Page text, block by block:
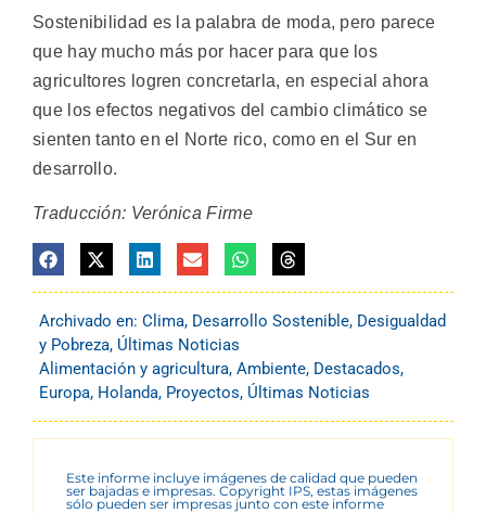
Sostenibilidad es la palabra de moda, pero parece
que hay mucho más por hacer para que los
agricultores logren concretarla, en especial ahora
que los efectos negativos del cambio climático se
sienten tanto en el Norte rico, como en el Sur en
desarrollo.
Traducción: Verónica Firme
Archivado en: Clima, Desarrollo Sostenible, Desigualdad
y Pobreza, Últimas Noticias
Alimentación y agricultura, Ambiente, Destacados,
Europa, Holanda, Proyectos, Últimas Noticias
Este informe incluye imágenes de calidad que pueden
ser bajadas e impresas. Copyright IPS, estas imágenes
sólo pueden ser impresas junto con este informe